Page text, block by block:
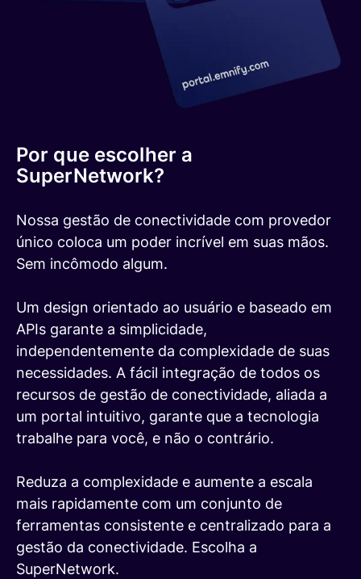
Por que escolher a
SuperNetwork?
Nossa gestão de conectividade com provedor
único coloca um poder incrível em suas mãos.
Sem incômodo algum.
Um design orientado ao usuário e baseado em
APIs garante a simplicidade,
independentemente da complexidade de suas
necessidades. A fácil integração de todos os
recursos de gestão de conectividade, aliada a
um portal intuitivo, garante que a tecnologia
trabalhe para você, e não o contrário.
Reduza a complexidade e aumente a escala
mais rapidamente com um conjunto de
ferramentas consistente e centralizado para a
gestão da conectividade. Escolha a
SuperNetwork.